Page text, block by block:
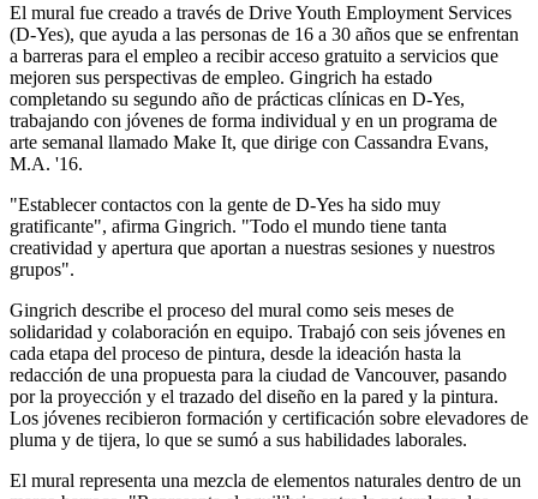
El mural fue creado a través de Drive Youth Employment Services
(D-Yes), que ayuda a las personas de 16 a 30 años que se enfrentan
a barreras para el empleo a recibir acceso gratuito a servicios que
mejoren sus perspectivas de empleo. Gingrich ha estado
completando su segundo año de prácticas clínicas en D-Yes,
trabajando con jóvenes de forma individual y en un programa de
arte semanal llamado Make It, que dirige con Cassandra Evans,
M.A. '16.
"Establecer contactos con la gente de D-Yes ha sido muy
gratificante", afirma Gingrich. "Todo el mundo tiene tanta
creatividad y apertura que aportan a nuestras sesiones y nuestros
grupos".
Gingrich describe el proceso del mural como seis meses de
solidaridad y colaboración en equipo. Trabajó con seis jóvenes en
cada etapa del proceso de pintura, desde la ideación hasta la
redacción de una propuesta para la ciudad de Vancouver, pasando
por la proyección y el trazado del diseño en la pared y la pintura.
Los jóvenes recibieron formación y certificación sobre elevadores de
pluma y de tijera, lo que se sumó a sus habilidades laborales.
El mural representa una mezcla de elementos naturales dentro de un